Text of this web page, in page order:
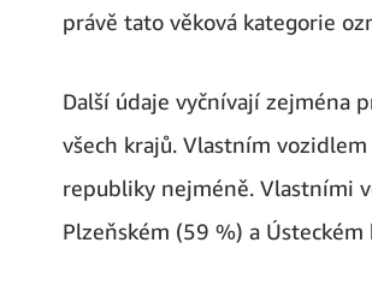
právě tato věková kategorie
Další údaje vyčnívají zejména
všech krajů. Vlastním
republiky nejméně. Vlastními
Plzeňském (59 %) a